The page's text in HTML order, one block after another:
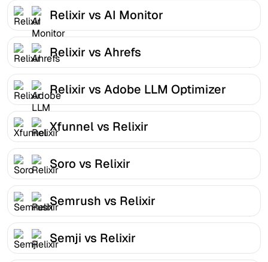
Relixir vs AI Monitor
Relixir vs Ahrefs
Relixir vs Adobe LLM Optimizer
Xfunnel vs Relixir
Soro vs Relixir
Semrush vs Relixir
Semji vs Relixir